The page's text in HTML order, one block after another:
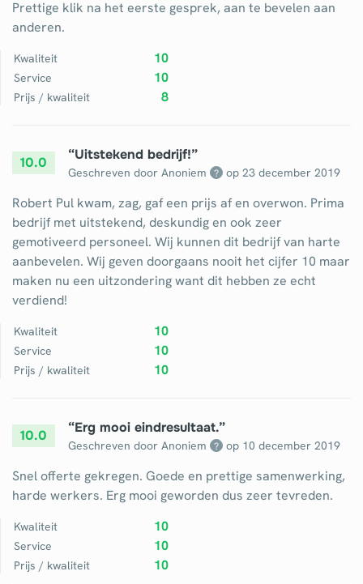
Prettige klik na het eerste gesprek, aan te bevelen aan
anderen.
Kwaliteit 10
Service 10
Prijs / kwaliteit 8
10.0 “Uitstekend bedrijf!”
Geschreven door Anoniem ? op 23 december 2019
Robert Pul kwam, zag, gaf een prijs af en overwon. Prima
bedrijf met uitstekend, deskundig en ook zeer
gemotiveerd personeel. Wij kunnen dit bedrijf van harte
aanbevelen. Wij geven doorgaans nooit het cijfer 10 maar
maken nu een uitzondering want dit hebben ze echt
verdiend!
Kwaliteit 10
Service 10
Prijs / kwaliteit 10
10.0 “Erg mooi eindresultaat.”
Geschreven door Anoniem ? op 10 december 2019
Snel offerte gekregen. Goede en prettige samenwerking,
harde werkers. Erg mooi geworden dus zeer tevreden.
Kwaliteit 10
Service 10
Prijs / kwaliteit 10